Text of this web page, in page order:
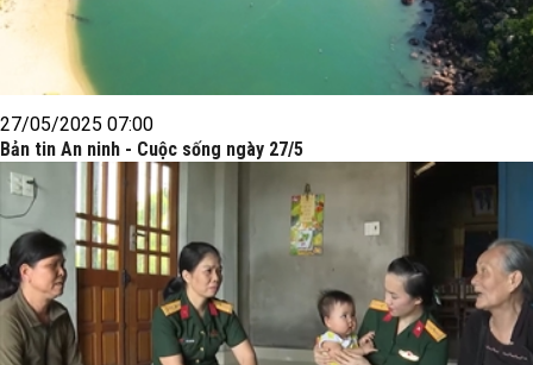
27/05/2025 07:00
Bản tin An ninh - Cuộc sống ngày 27/5